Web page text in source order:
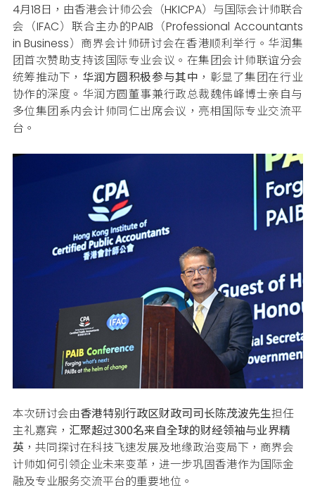
4月18日，由香港会计师公会（HKICPA）与国际会计师联合
会（IFAC）联合主办的PAIB（Professional Accountants
in Business）商界会计师研讨会在香港顺利举行。华润集
团首次赞助支持该国际专业会议。在集团会计师联谊分会
统筹推动下， 华润方圆积极参与其中 ，彰显了集团在行业
协作的深度。华润方圆董事兼行政总裁魏伟峰博士亲自与
多位集团系内会计师同仁出席会议，亮相国际专业交流平
台。
本次研讨会由香港特别行政区财政司司长陈茂波先生担任
主礼嘉宾， 汇聚超过300名来自全球的财经领袖与业界精
英 ，共同探讨在科技飞速发展及地缘政治变局下，商界会
计师如何引领企业未来变革，进一步巩固香港作为国际金
融及专业服务交流平台的重要地位。